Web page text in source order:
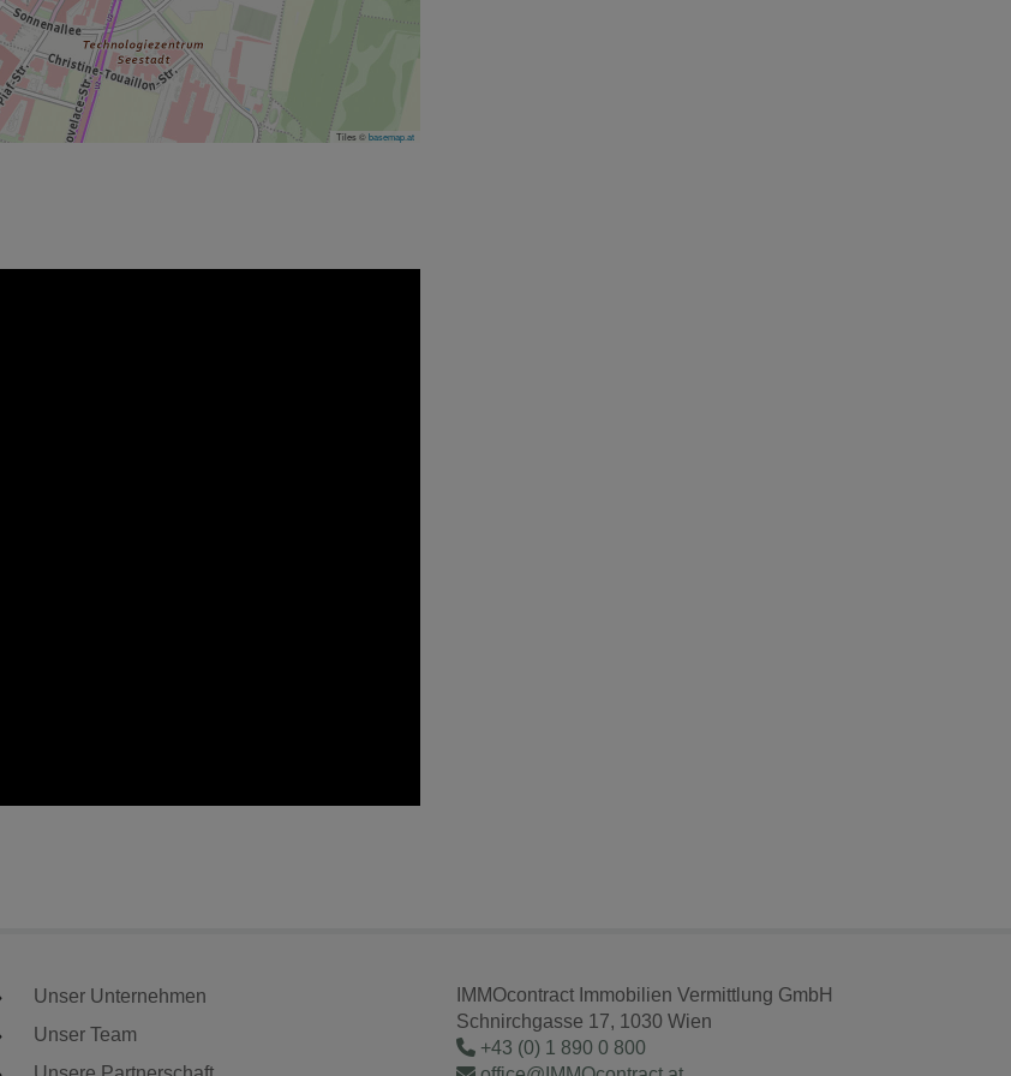
Tiles ©basemap.at
Unser Unternehmen
Unser Team
IMMOcontract Immobilien Vermittlung GmbH
Schnirchgasse 17, 1030 Wien
+43 (0) 1 890 0 800